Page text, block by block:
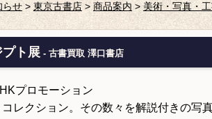
らせ >東京古書店> 商品案内>美術・写真・
ト展 - 古書買取 澤口書店
プロモーション
レクション。その数々を解説付きの写